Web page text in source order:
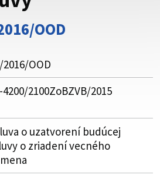
uistite, že zdieľate informácie iba
stránku. Zabezpečená stránka
názvom domény webového sídla.
OOD
2016/OOD
4200/2100ZoBZVB/2015
o uzatvorení budúcej
o zriadení vecného